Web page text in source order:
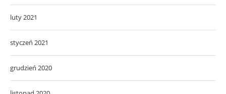
luty 2021
styczeń 2021
grudzień 2020